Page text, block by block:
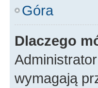
Góra
Dlaczego
wymagają